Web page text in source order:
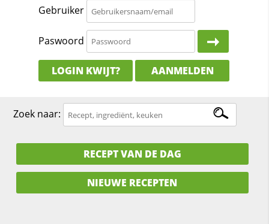
Gebruiker
Paswoord
LOGIN KWIJT? AANMELDEN
Zoek naar:
RECEPT VAN DE DAG
NIEUWE RECEPTEN